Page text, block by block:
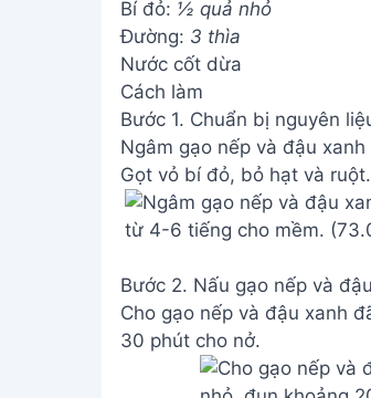
Bí đỏ: ½ quả nhỏ
Đường: 3 thìa
Nước cốt dừa
Cách làm
Bước 1. Chuẩn bị nguyên
Ngâm gạo nếp và đậu
Gọt vỏ bí đỏ, bỏ hạt và ruột.
Bước 2. Nấu gạo nếp và
Cho gạo nếp và đậu xanh
30 phút cho nở.